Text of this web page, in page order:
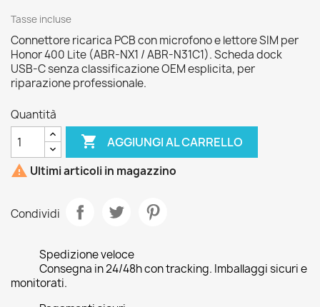
Tasse incluse
Connettore ricarica PCB con microfono e lettore SIM per
Honor 400 Lite (ABR-NX1 / ABR-N31C1). Scheda dock
USB-C senza classificazione OEM esplicita, per
riparazione professionale.
Quantità
 AGGIUNGI AL CARRELLO
 Ultimi articoli in magazzino
Condividi
Spedizione veloce
Consegna in 24/48h con tracking. Imballaggi sicuri e
monitorati.